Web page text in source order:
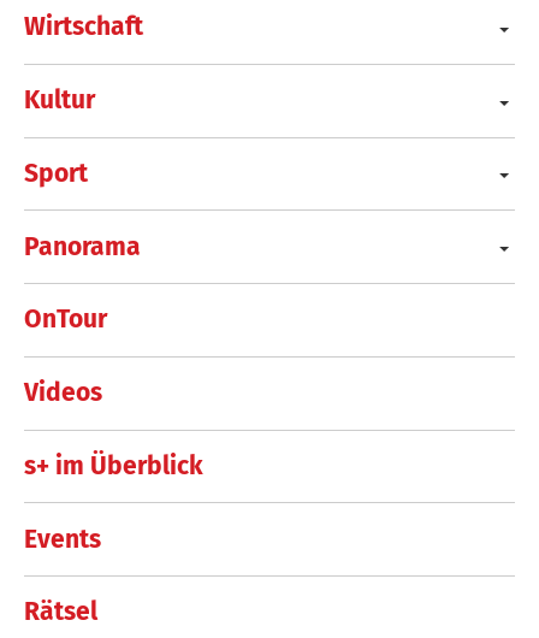
Wirtschaft
Kultur
Sport
Panorama
OnTour
Videos
s+ im Überblick
Events
Rätsel